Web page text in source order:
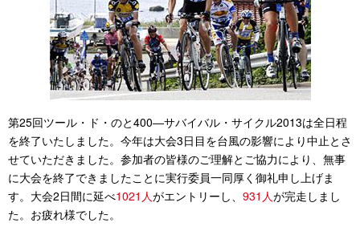
第25回ツール・ド・のと400―サバイバル・サイクル2013は全日程
を終了いたしました。今年は大会3日目を台風の影響により中止とさ
せていただきました。参加者の皆様のご理解とご協力により、無事
に大会を終了できましたことに実行委員一同厚く御礼申し上げま
す。大会2日間に延べ1021人がエントリーし、 931人が完走しまし
た。お疲れ様でした。